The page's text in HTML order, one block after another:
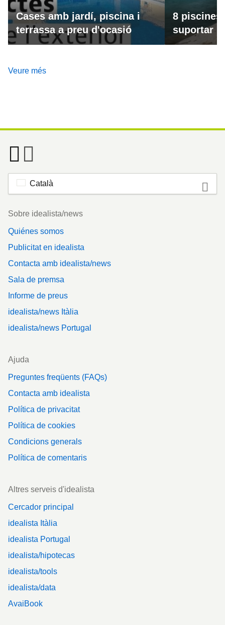
Cases amb jardí, piscina i
terrassa a preu d'ocasió
8 piscines
suportar
Veure més
Català
Footer
Sobre idealista/news
Quiénes somos
Publicitat en idealista
Contacta amb idealista/news
Sala de premsa
Informe de preus
idealista/news Itàlia
idealista/news Portugal
Ajuda
Preguntes freqüents (FAQs)
Contacta amb idealista
Política de privacitat
Política de cookies
Condicions generals
Política de comentaris
Altres serveis d'idealista
Cercador principal
idealista Itàlia
idealista Portugal
idealista/hipotecas
idealista/tools
idealista/data
AvaiBook